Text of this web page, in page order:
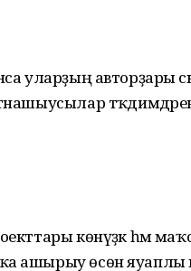
уларҙың авторҙары
тәҡдимдәрен
көнүҙәк һәм
өсөн яуаплы